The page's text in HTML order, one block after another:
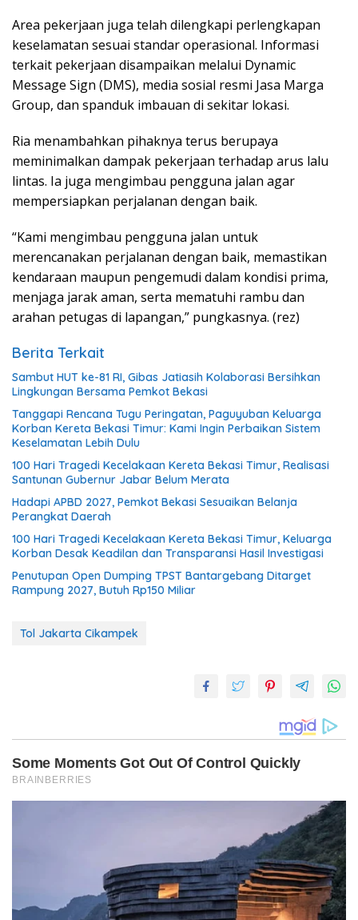
Area pekerjaan juga telah dilengkapi perlengkapan
keselamatan sesuai standar operasional. Informasi
terkait pekerjaan disampaikan melalui Dynamic
Message Sign (DMS), media sosial resmi Jasa Marga
Group, dan spanduk imbauan di sekitar lokasi.
Ria menambahkan pihaknya terus berupaya
meminimalkan dampak pekerjaan terhadap arus lalu
lintas. Ia juga mengimbau pengguna jalan agar
mempersiapkan perjalanan dengan baik.
“Kami mengimbau pengguna jalan untuk
merencanakan perjalanan dengan baik, memastikan
kendaraan maupun pengemudi dalam kondisi prima,
menjaga jarak aman, serta mematuhi rambu dan
arahan petugas di lapangan,” pungkasnya. (rez)
Berita Terkait
Sambut HUT ke-81 RI, Gibas Jatiasih Kolaborasi Bersihkan
Lingkungan Bersama Pemkot Bekasi
Tanggapi Rencana Tugu Peringatan, Paguyuban Keluarga
Korban Kereta Bekasi Timur: Kami Ingin Perbaikan Sistem
Keselamatan Lebih Dulu
100 Hari Tragedi Kecelakaan Kereta Bekasi Timur, Realisasi
Santunan Gubernur Jabar Belum Merata
Hadapi APBD 2027, Pemkot Bekasi Sesuaikan Belanja
Perangkat Daerah
100 Hari Tragedi Kecelakaan Kereta Bekasi Timur, Keluarga
Korban Desak Keadilan dan Transparansi Hasil Investigasi
Penutupan Open Dumping TPST Bantargebang Ditarget
Rampung 2027, Butuh Rp150 Miliar
Tol Jakarta Cikampek